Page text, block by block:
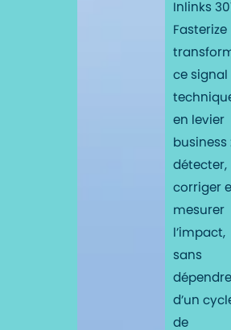
Inlinks
Fasterize
ce signal
en levier
business
détecter,
corriger
mesurer
l’impact,
sans
dépendre
d’un
de